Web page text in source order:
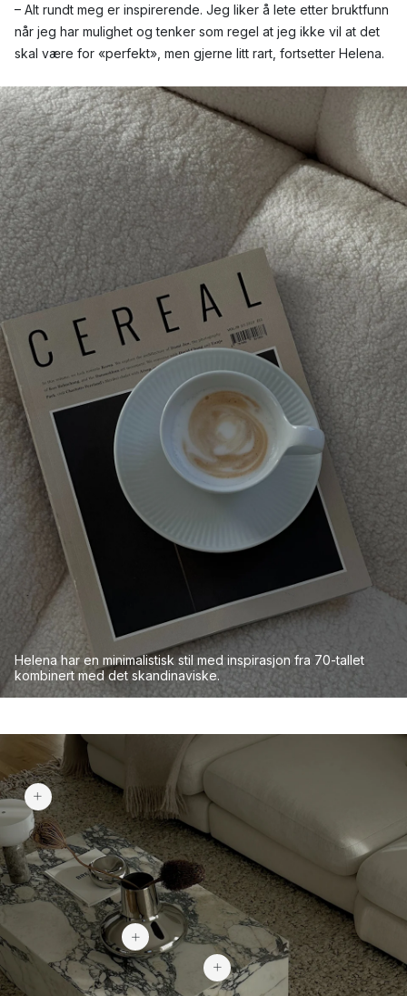
– Alt rundt meg er inspirerende. Jeg liker å lete etter bruktfunn
når jeg har mulighet og tenker som regel at jeg ikke vil at det
skal være for «perfekt», men gjerne litt rart, fortsetter Helena.
Helenahar en minimalistisk stil medinspirasjon fra 70-tallet
kombinertmed detskandinaviske.
22 214 kr
1 677 kr
1 699 kr